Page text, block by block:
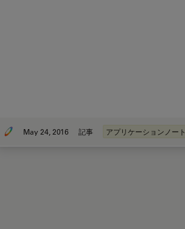
- Critical Point Drying of E. coli for SEM
May 24, 2016 記事 アプリケーションノート